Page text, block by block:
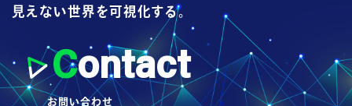
見えない世界を可視化する。
Contact
お問い合わせ